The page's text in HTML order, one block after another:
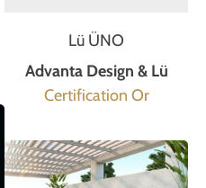
Lü ÜNO
Advanta Design & Lü
Certification Or